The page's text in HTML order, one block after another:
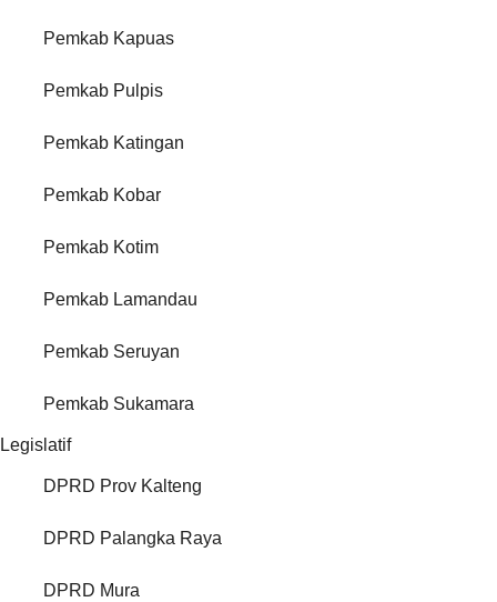
Pemkab Kapuas
Pemkab Pulpis
Pemkab Katingan
Pemkab Kobar
Pemkab Kotim
Pemkab Lamandau
Pemkab Seruyan
Pemkab Sukamara
Legislatif
DPRD Prov Kalteng
DPRD Palangka Raya
DPRD Mura